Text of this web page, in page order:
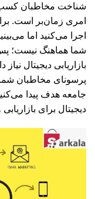
شناخت مخاطبان
امری زمان‌بر است.
اجرا می‌کنید اما
شما هماهنگ نیست؛ پس
بازاریابی دیجیتال
پرسونای مخاطبان
جامعه هدف پیدا
دیجیتال برای